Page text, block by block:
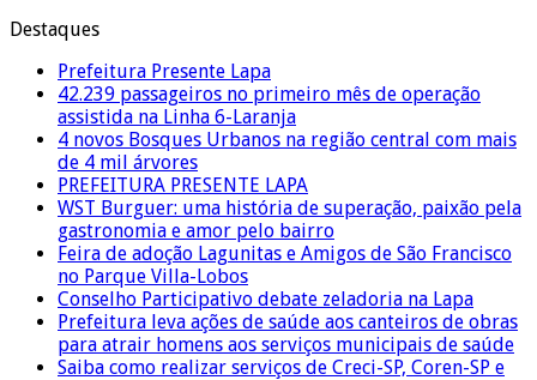
Destaques
Prefeitura Presente Lapa
42.239 passageiros no primeiro mês de operação
assistida na Linha 6-Laranja
4 novos Bosques Urbanos na região central com mais
de 4 mil árvores
PREFEITURA PRESENTE LAPA
WST Burguer: uma história de superação, paixão pela
gastronomia e amor pelo bairro
Feira de adoção Lagunitas e Amigos de São Francisco
no Parque Villa-Lobos
Conselho Participativo debate zeladoria na Lapa
Prefeitura leva ações de saúde aos canteiros de obras
para atrair homens aos serviços municipais de saúde
Saiba como realizar serviços de Creci-SP, Coren-SP e